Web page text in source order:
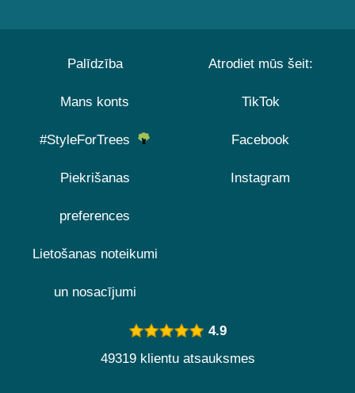
Palīdzība
Mans konts
#StyleForTrees
Piekrišanas
preferences
Lietošanas noteikumi
un nosacījumi
Atrodiet mūs šeit:
TikTok
Facebook
Instagram
4.9
49319 klientu atsauksmes